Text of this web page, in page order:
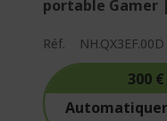
portable Gamer
Réf. NH.QX3EF.00D
300 €